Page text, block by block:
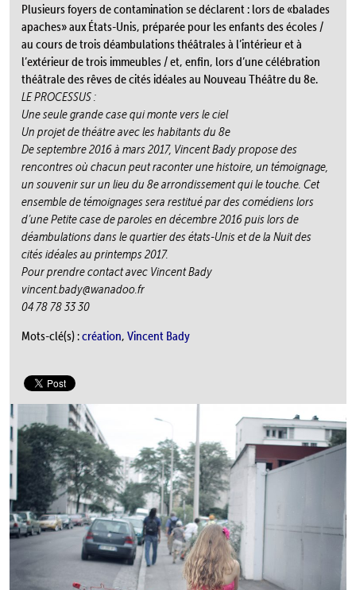
Plusieurs foyers de contamination se déclarent : lors de «balades
apaches» aux États-Unis, préparée pour les enfants des écoles /
au cours de trois déambulations théâtrales à l’intérieur et à
l’extérieur de trois immeubles / et, enfin, lors d’une célébration
théâtrale des rêves de cités idéales au Nouveau Théâtre du 8e.
LE PROCESSUS :
Une seule grande case qui monte vers le ciel
Un projet de théâtre avec les habitants du 8e
De septembre 2016 à mars 2017, Vincent Bady propose des
rencontres où chacun peut raconter une histoire, un témoignage,
un souvenir sur un lieu du 8e arrondissement qui le touche. Cet
ensemble de témoignages sera restitué par des comédiens lors
d’unePetite case de paroles en décembre 2016 puis lors de
déambulations dans le quartier des états-Unis et de la Nuit des
cités idéales au printemps 2017.
Pour prendre contact avec Vincent Bady
vincent.bady@wanadoo.fr
04 78 78 33 30
Mots-clé(s) :création, Vincent Bady